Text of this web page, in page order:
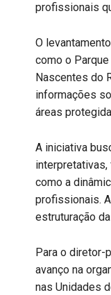
profissionais
O
como o
Nascentes do
informações
áreas
A iniciativa
interpretativas,
como a
profissionais.
estruturação
Para o diretor-
avanço na
nas Unidades